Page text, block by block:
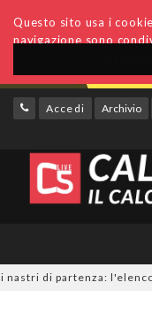
Questo sito usa i
navigazione sono
Accedi Archivio
di partenza: l'elenco